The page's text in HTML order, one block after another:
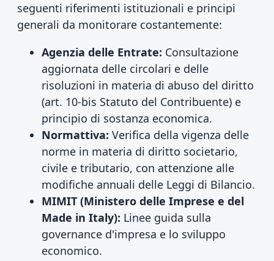
seguenti riferimenti istituzionali e principi
generali da monitorare costantemente:
Agenzia delle Entrate: Consultazione
aggiornata delle circolari e delle
risoluzioni in materia di abuso del diritto
(art. 10-bis Statuto del Contribuente) e
principio di sostanza economica.
Normattiva: Verifica della vigenza delle
norme in materia di diritto societario,
civile e tributario, con attenzione alle
modifiche annuali delle Leggi di Bilancio.
MIMIT (Ministero delle Imprese e del
Made in Italy): Linee guida sulla
governance d'impresa e lo sviluppo
economico.